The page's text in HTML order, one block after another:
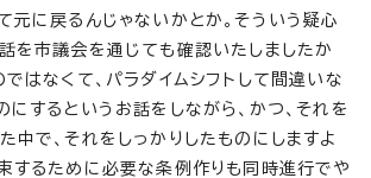
元に戻るんじゃないかとか。そういう疑心
を市議会を通じても確認いたしましたか
ではなくて、パラダイムシフトして間違いな
にするというお話をしながら、かつ、それを
中で、それをしっかりしたものにしますよ
するために必要な条例作りも同時進行でや